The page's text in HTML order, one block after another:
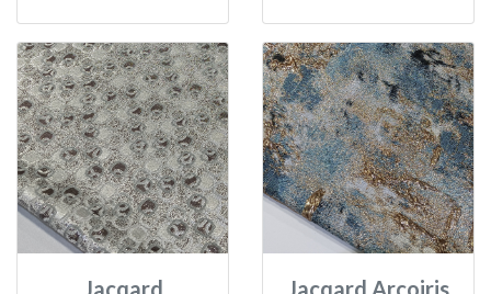
Jacqard Jacqard Arcoiris